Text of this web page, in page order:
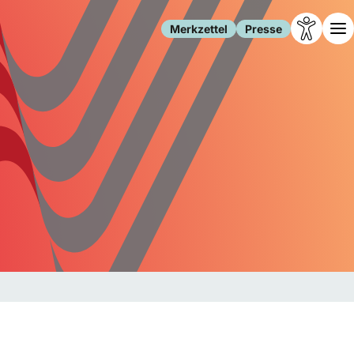
Merkzettel Presse
Leben
Familie
Freizeit
Gesundheit
Internet
Gesellschaft
Forschung
Migration
Polizei